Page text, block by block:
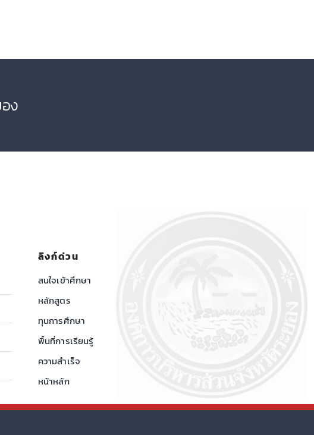
ง
ลิงก์ด่วน
สนใจเข้าศึกษา
หลักสูตร
ทุนการศึกษา
พื้นที่การเรียนรู้
ความสำเร็จ
หน้าหลัก